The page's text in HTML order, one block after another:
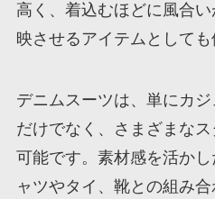
高く、着込むほどに風合
映させるアイテムとしても
デニムスーツは、単にカ
だけでなく、さまざまな
可能です。素材感を活か
ャツやタイ、靴との組み